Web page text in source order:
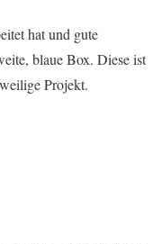
hat und gute
blaue Box. Diese ist
Projekt.